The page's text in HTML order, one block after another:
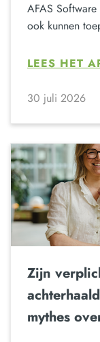
AFAS
ook kunnen
LEES HET
30 juli 2026
Zijn
mythes